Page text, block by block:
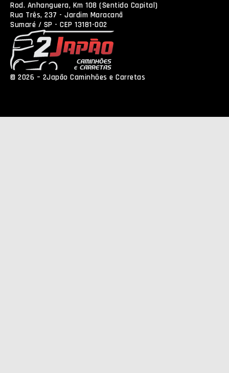
Rod. Anhanguera, Km 108 (Sentido Capital)
Rua Três, 237 - Jardim Maracanã
Sumaré / SP - CEP 13181-002
© 2026 – 2Japão Caminhões e Carretas